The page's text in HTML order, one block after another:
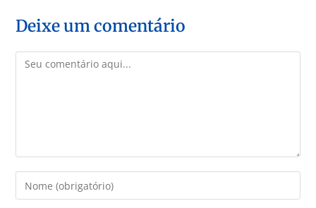
Deixe um comentário